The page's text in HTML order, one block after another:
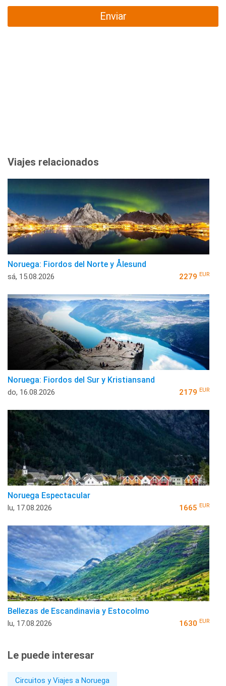
Enviar
Viajes relacionados
Noruega: Fiordos del Norte y Ålesund
sá, 15.08.2026 2279 EUR
Noruega: Fiordos del Sur y Kristiansand
do, 16.08.2026 2179 EUR
Noruega Espectacular
lu, 17.08.2026 1665 EUR
Bellezas de Escandinavia y Estocolmo
lu, 17.08.2026 1630 EUR
Le puede interesar
Circuitos y Viajes a Noruega